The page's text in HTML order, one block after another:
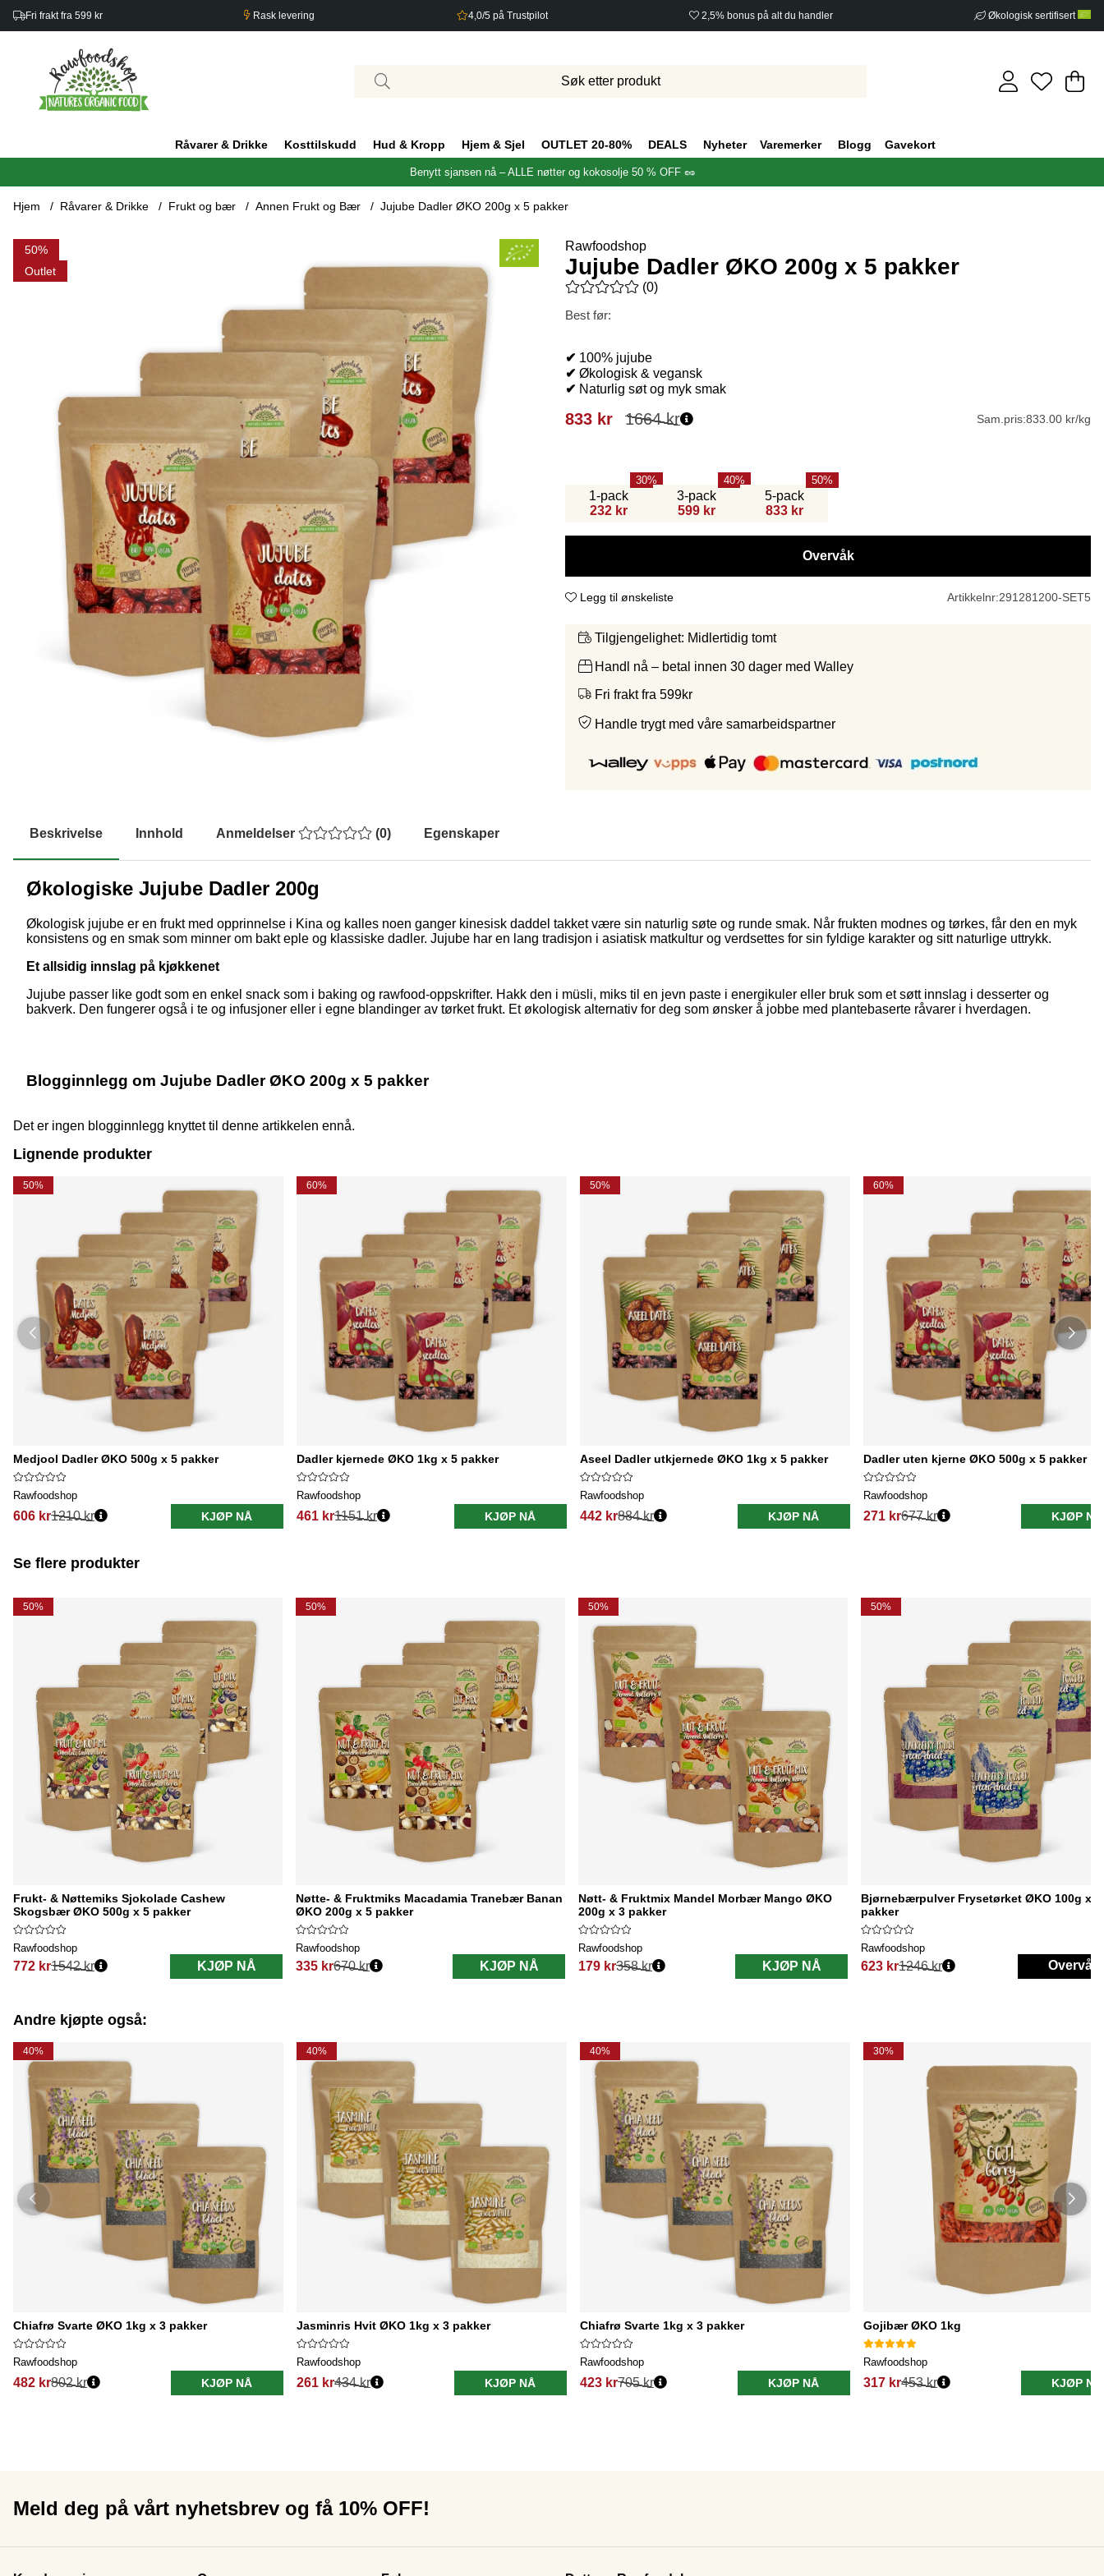
Fri frakt fra 599 kr Rask levering 4,0/5 på Trustpilot 2,5% bonus på alt du handler Økologisk sertifisert
.
Råvarer & Drikke Kosttilskudd Hud & Kropp Hjem & Sjel OUTLET 20-80% DEALS Nyheter Varemerker Blogg Gavekort
Benytt sjansen nå – ALLE nøtter og kokosolje 50 % OFF 🥜
Hjem Råvarer & Drikke Frukt og bær Annen Frukt og Bær Jujube Dadler ØKO 200g x 5 pakker
50
Outlet
Produktbilder Jujube Dadler ØKO 200g x 5 pakker Rawfoodshop
Jujube Dadler ØKO 200g x 5 pakker
Gjennomsnittlig rangering 0 av 5 Antall vurderinger 0
(0)
Best før:
✔ 100% jujube
✔ Økologisk & vegansk
✔ Naturlig søt og myk smak
1664kr
833 kr Sam.pris:833.00 kr/kg
1-pack
232 kr
30
3-pack
599 kr
40
5-pack
833 kr
50
Overvåk
Legg til ønskeliste Artikkelnr:291281200-SET5
Tilgjengelighet: Midlertidig tomt
Handl nå – betal innen 30 dager med Walley
Fri frakt fra 599kr
Handle trygt med våre samarbeidspartner
Beskrivelse Innhold Anmeldelser (0) Egenskaper
Økologiske Jujube Dadler 200g
Økologisk jujube er en frukt med opprinnelse i Kina og kalles noen ganger kinesisk daddel takket være sin naturlig søte og runde smak. Når frukten modnes og tørkes, får den en myk
konsistens og en smak som minner om bakt eple og klassiske dadler. Jujube har en lang tradisjon i asiatisk matkultur og verdsettes for sin fyldige karakter og sitt naturlige uttrykk.
Et allsidig innslag på kjøkkenet
Jujube passer like godt som en enkel snack som i baking og rawfood-oppskrifter. Hakk den i müsli, miks til en jevn paste i energikuler eller bruk som et søtt innslag i desserter og
bakverk. Den fungerer også i te og infusjoner eller i egne blandinger av tørket frukt. Et økologisk alternativ for deg som ønsker å jobbe med plantebaserte råvarer i hverdagen.
Blogginnlegg om Jujube Dadler ØKO 200g x 5 pakker
Det er ingen blogginnlegg knyttet til denne artikkelen ennå.
Lignende produkter
50%
Medjool Dadler ØKO 500g x 5 pakker
Rawfoodshop
606 kr1210 kr KJØP NÅ
60%
Dadler kjernede ØKO 1kg x 5 pakker
Rawfoodshop
461 kr1151 kr KJØP NÅ
50%
Aseel Dadler utkjernede ØKO 1kg x 5 pakker
Rawfoodshop
442 kr884 kr KJØP NÅ
60%
Dadler uten kjerne ØKO 500g x 5 pakker
Rawfoodshop
271 kr677 kr KJØP NÅ
Se flere produkter
50%
Frukt- & Nøttemiks Sjokolade Cashew
Skogsbær ØKO 500g x 5 pakker
Rawfoodshop
772 kr
Vanlig pris:
1542 kr KJØP NÅ
50%
Nøtte- & Fruktmiks Macadamia Tranebær Banan
ØKO 200g x 5 pakker
Rawfoodshop
335 kr
Vanlig pris:
670 kr KJØP NÅ
50%
Nøtt- & Fruktmix Mandel Morbær Mango ØKO
200g x 3 pakker
Rawfoodshop
179 kr
Vanlig pris:
358 kr KJØP NÅ
50%
Bjørnebærpulver Frysetørket ØKO 100g x 5
pakker
Rawfoodshop
623 kr
Vanlig pris:
1246 kr Overvåk
Andre kjøpte også:
40%
Chiafrø Svarte ØKO 1kg x 3 pakker
Rawfoodshop
482 kr802 kr KJØP NÅ
40%
Jasminris Hvit ØKO 1kg x 3 pakker
Rawfoodshop
261 kr434 kr KJØP NÅ
40%
Chiafrø Svarte 1kg x 3 pakker
Rawfoodshop
423 kr705 kr KJØP NÅ
30%
Gojibær ØKO 1kg
Rawfoodshop
317 kr453 kr KJØP NÅ
Meld deg på vårt nyhetsbrev og få 10% OFF!